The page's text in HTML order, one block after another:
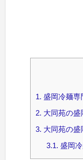
1. 盛岡冷麺専
2. 大同苑の盛
3. 大同苑の
3.1. 盛岡